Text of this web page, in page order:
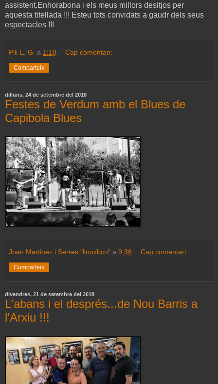
assistent.Enhorabona i els meus millors desitjos per
aquesta titellada !!! Esteu tots convidats a gaudr dels seus
espectacles !!!
Pili E. G. a 1:10 Cap comentari:
Comparteix
dilluns, 24 de setembre del 2018
Festes de Verdum amb el Blues de
Capibola Blues
Joan Martinez i Serres "linuxbcn" a 9:36 Cap comentari:
Comparteix
divendres, 21 de setembre del 2018
L'abans i el després...de Nou Barris a
l'Arxiu !!!